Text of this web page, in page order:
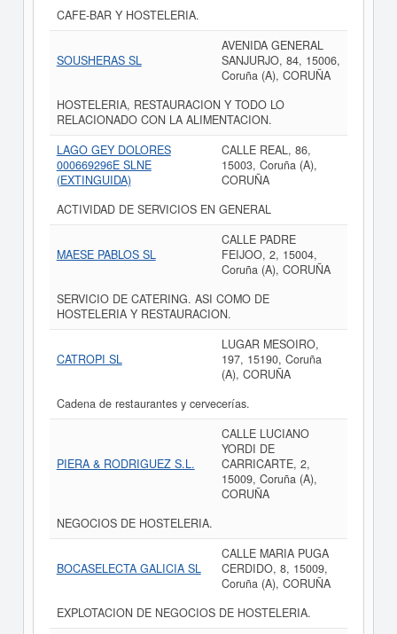
CAFE-BAR Y HOSTELERIA.
SOUSHERAS SL
AVENIDA GENERAL
SANJURJO, 84, 15006,
Coruña (A), CORUÑA
HOSTELERIA, RESTAURACION Y TODO LO
RELACIONADO CON LA ALIMENTACION.
LAGO GEY DOLORES
000669296E SLNE
(EXTINGUIDA)
CALLE REAL, 86,
15003, Coruña (A),
CORUÑA
ACTIVIDAD DE SERVICIOS EN GENERAL
MAESE PABLOS SL
CALLE PADRE
FEIJOO, 2, 15004,
Coruña (A), CORUÑA
SERVICIO DE CATERING. ASI COMO DE
HOSTELERIA Y RESTAURACION.
CATROPI SL
LUGAR MESOIRO,
197, 15190, Coruña
(A), CORUÑA
Cadena de restaurantes y cervecerías.
PIERA & RODRIGUEZ S.L.
CALLE LUCIANO
YORDI DE
CARRICARTE, 2,
15009, Coruña (A),
CORUÑA
NEGOCIOS DE HOSTELERIA.
BOCASELECTA GALICIA SL
CALLE MARIA PUGA
CERDIDO, 8, 15009,
Coruña (A), CORUÑA
EXPLOTACION DE NEGOCIOS DE HOSTELERIA.